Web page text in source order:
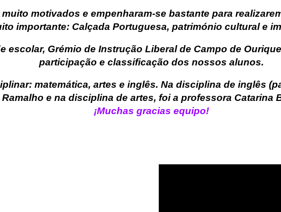
motivados e empenharam-se bastante para
importante: Calçada Portuguesa, património cultural e
escolar, Grémio de Instrução Liberal de Campo de
participação e classificação dos nossos alunos.
matemática, artes e inglês. Na disciplina de inglês
Ramalho e na disciplina de artes, foi a professora Catarina
¡Muchas gracias equipo!